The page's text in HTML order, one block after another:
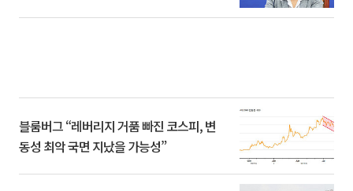
블룸버그 “레버리지 거품 빠진 코스피, 변
동성 최악 국면 지났을 가능성”